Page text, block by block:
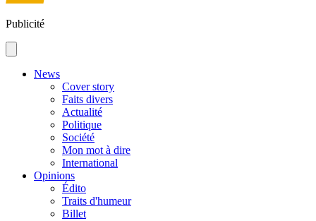
Publicité
News
Cover story
Faits divers
Actualité
Politique
Société
Mon mot à dire
International
Opinions
Édito
Traits d'humeur
Billet